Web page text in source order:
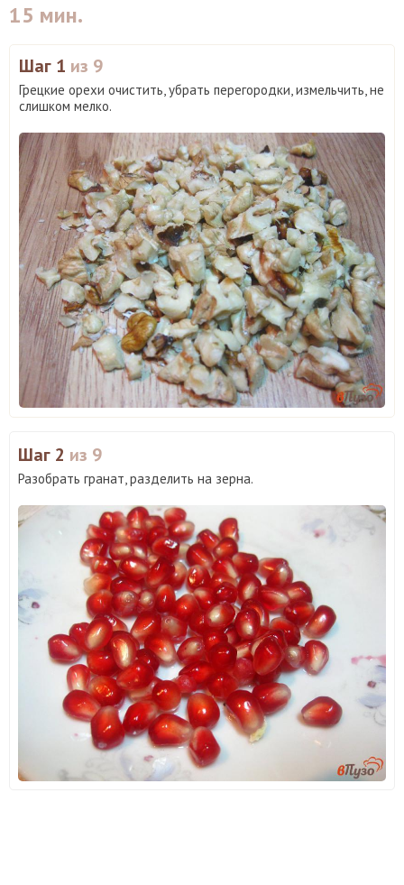
15 мин.
Шаг 1 из 9
Грецкие орехи очистить, убрать перегородки, измельчить, не
слишком мелко.
Шаг 2 из 9
Разобрать гранат, разделить на зерна.